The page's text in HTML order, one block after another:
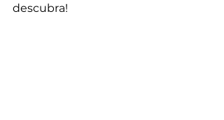
descubra!